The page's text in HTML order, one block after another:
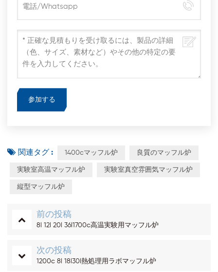
関連タグ : 1400cマッフル炉 良質のマッフル炉
実験室高温マッフル炉 実験室真空雰囲気マッフル炉
縦型マッフル炉
前の投稿
8l 12l 20l 36l1700c高温実験用マッフル炉
次の投稿
1200c 8l 18l30l熱処理用ラボマッフル炉